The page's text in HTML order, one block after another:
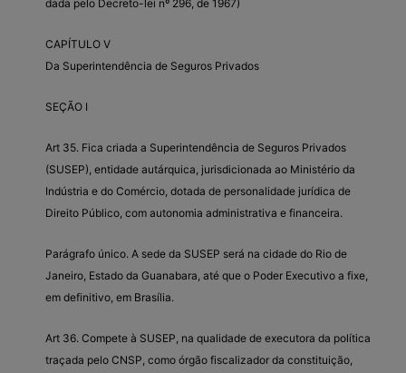
dada pelo Decreto-lei nº 296, de 1967)
CAPÍTULO V
Da Superintendência de Seguros Privados
SEÇÃO I
Art 35. Fica criada a Superintendência de Seguros Privados
(SUSEP), entidade autárquica, jurisdicionada ao Ministério da
Indústria e do Comércio, dotada de personalidade jurídica de
Direito Público, com autonomia administrativa e financeira.
Parágrafo único. A sede da SUSEP será na cidade do Rio de
Janeiro, Estado da Guanabara, até que o Poder Executivo a fixe,
em definitivo, em Brasília.
Art 36. Compete à SUSEP, na qualidade de executora da política
traçada pelo CNSP, como órgão fiscalizador da constituição,